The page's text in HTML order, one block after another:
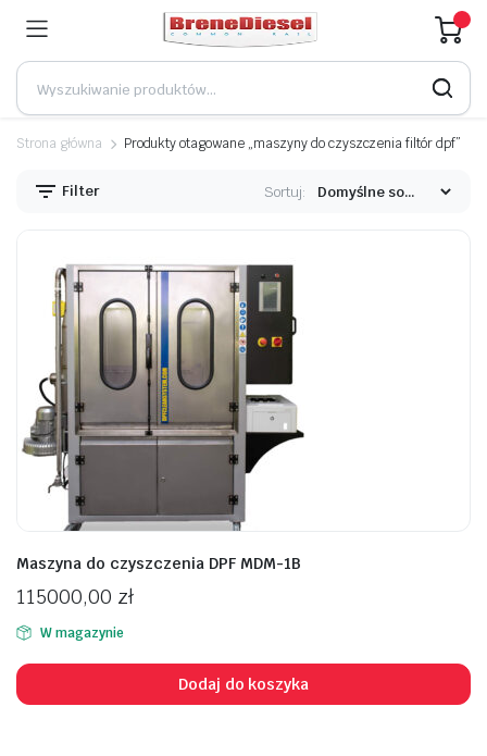
Strona główna Produkty otagowane „maszyny do czyszczenia filtór dpf”
Filter Sortuj:
Maszyna do czyszczenia DPF MDM-1B
115000,00 zł
W magazynie
Dodaj do koszyka